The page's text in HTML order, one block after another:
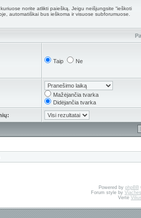
norite atlikti paiešką. Jeigu neišjungsite “ieškoti
automatiškai bus ieškoma ir visuose subforumuose.
Taip Ne
Mažėjančia tvarka
Didėjančia tvarka
Powered by phpBB
Forum style by
Vertė